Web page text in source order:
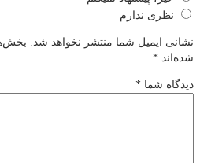
نظری ندارم
نشانی ایمیل شما منتشر نخواهد شد.
شده‌اند *
دیدگاه شما *